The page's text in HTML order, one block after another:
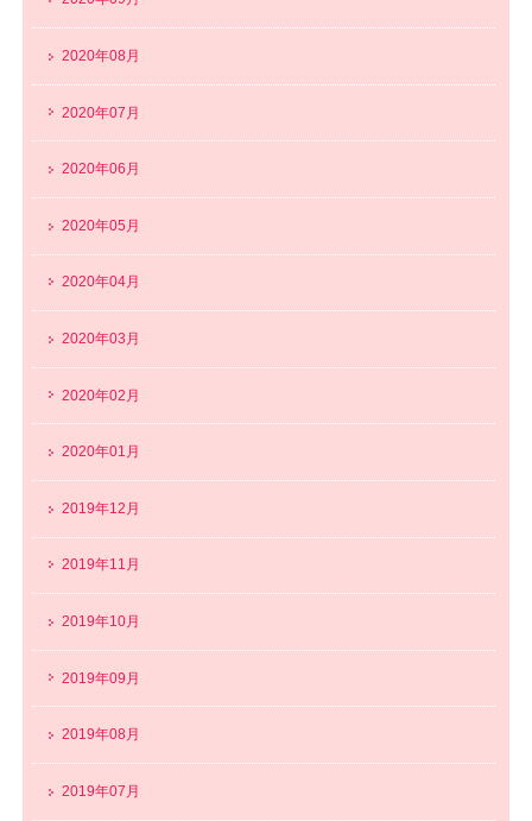
2020年08月
2020年07月
2020年06月
2020年05月
2020年04月
2020年03月
2020年02月
2020年01月
2019年12月
2019年11月
2019年10月
2019年09月
2019年08月
2019年07月